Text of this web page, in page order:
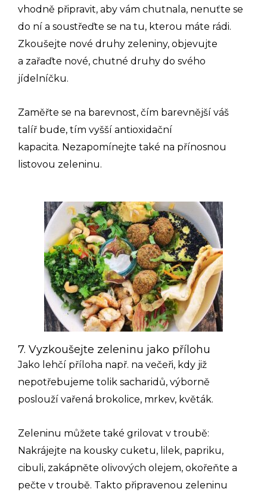
vhodně připravit, aby vám chutnala, nenuťte se
do ní a soustřeďte se na tu, kterou máte rádi.
Zkoušejte nové druhy zeleniny, objevujte
a zařaďte nové, chutné druhy do svého
jídelníčku.
Zaměřte se na barevnost, čím barevnější váš
talíř bude, tím vyšší antioxidační
kapacita. Nezapomínejte také na přínosnou
listovou zeleninu.
7. Vyzkoušejte zeleninu jako přílohu
Jako lehčí příloha např. na večeři, kdy již
nepotřebujeme tolik sacharidů, výborně
poslouží vařená brokolice, mrkev, květák.
Zeleninu můžete také grilovat v troubě:
Nakrájejte na kousky cuketu, lilek, papriku,
cibuli, zakápněte olivových olejem, okořeňte a
pečte v troubě. Takto připravenou zeleninu